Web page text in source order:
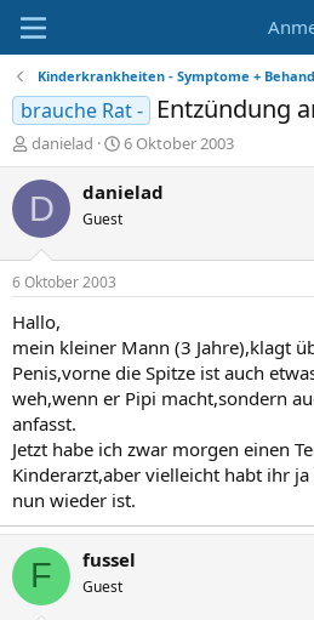
Kinderkrankheiten - Symptome +
brauche Rat - Entzündung
E
r
s
l
e
r
danielad
E
r
s
t
m
6 Oktober 2003
D danielad
Guest
6 Oktober 2003
Hallo,
mein kleiner Mann (3 Jahre),klagt
Penis,vorne die Spitze ist auch
weh,wenn er Pipi macht,sondern
anfasst.
Jetzt habe ich zwar morgen einen
Kinderarzt,aber vielleicht habt ihr
nun wieder ist.
F fussel
Guest